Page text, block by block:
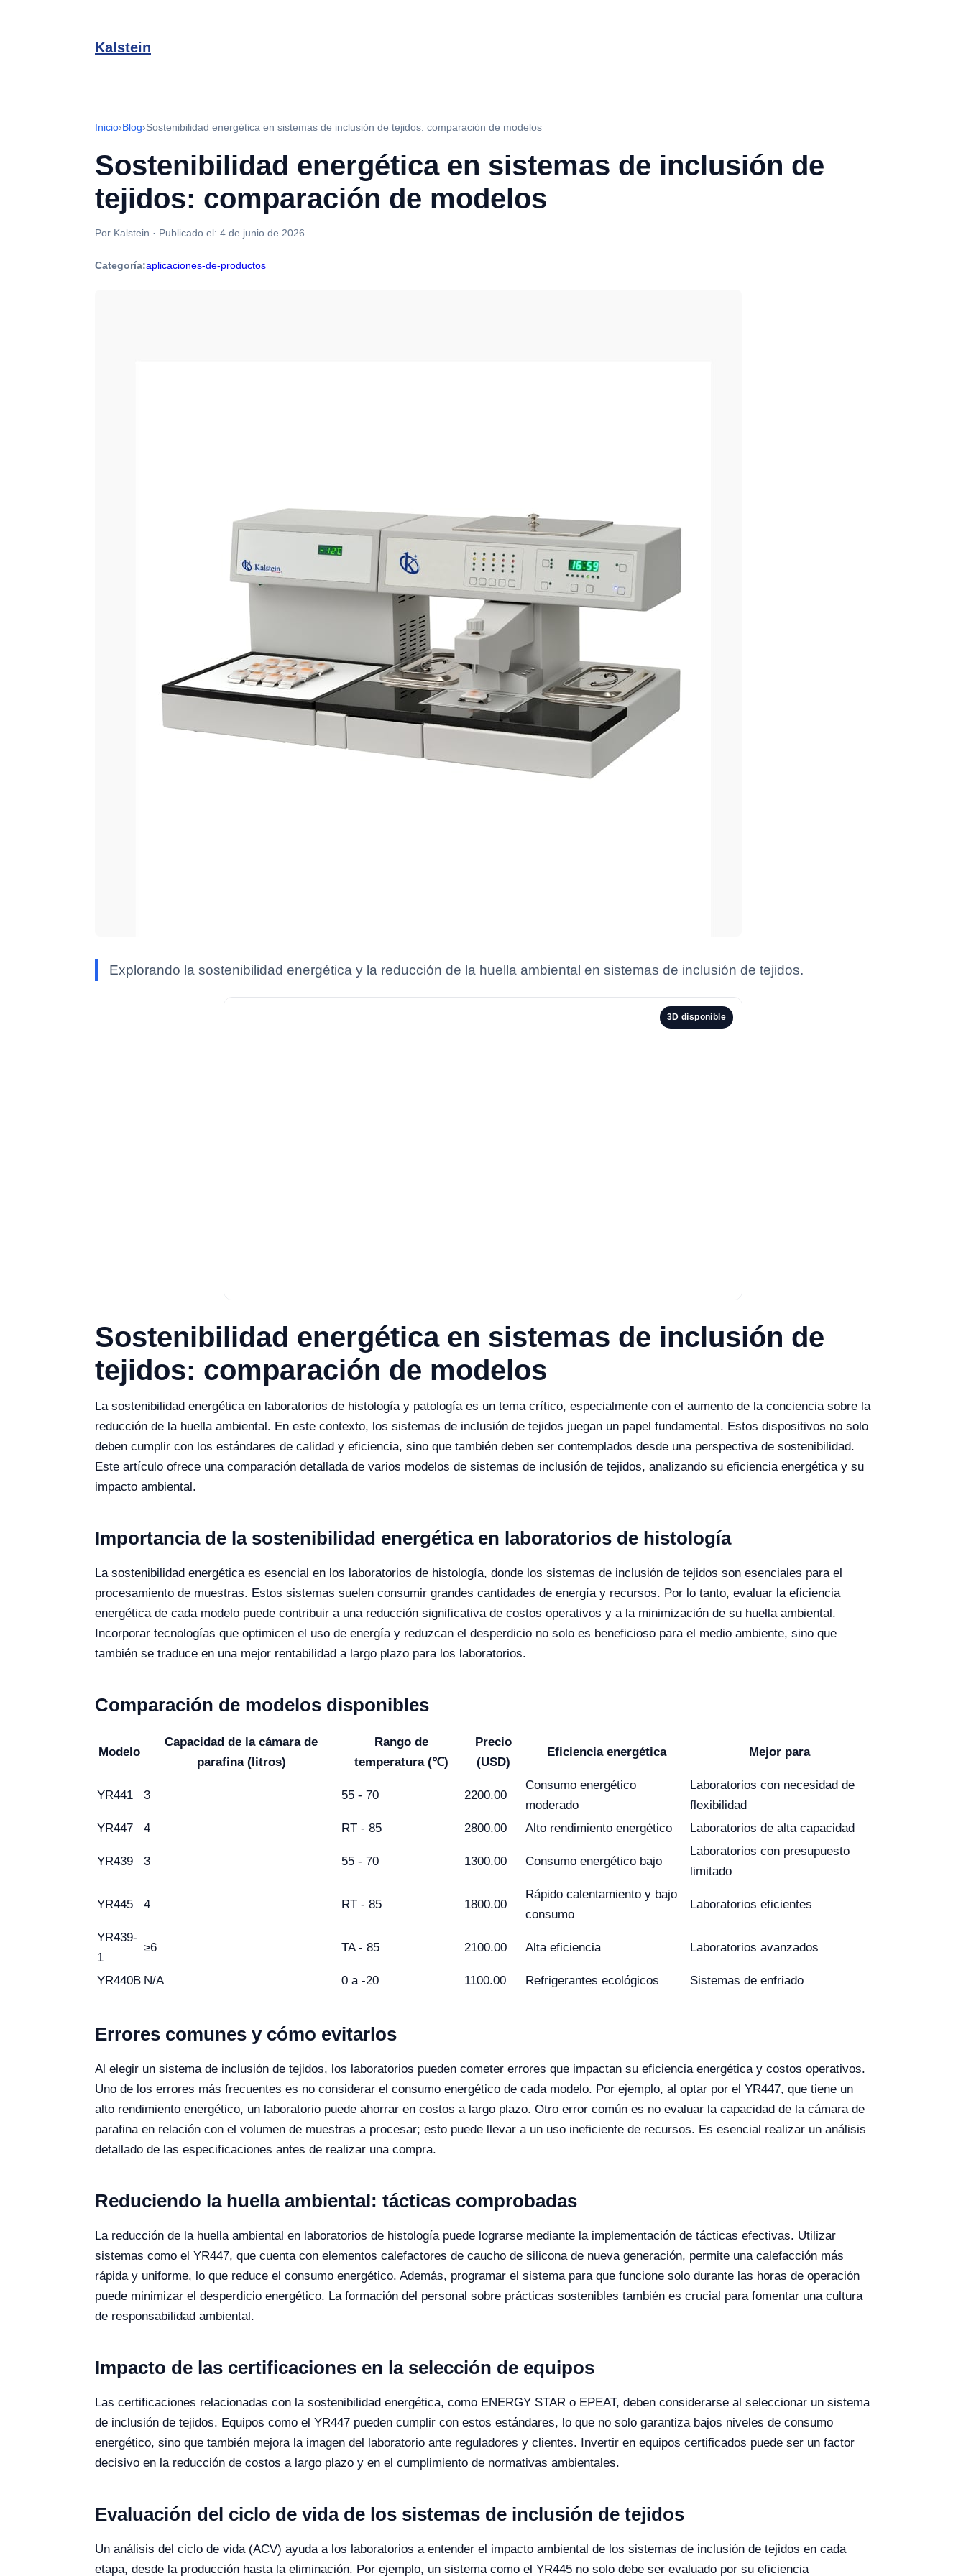
Kalstein
Inicio›Blog›Sostenibilidad energética en sistemas de inclusión de tejidos: comparación de modelos
Sostenibilidad energética en sistemas de inclusión de
tejidos: comparación de modelos
Por Kalstein · Publicado el: 4 de junio de 2026
Categoría:aplicaciones-de-productos
Explorando la sostenibilidad energética y la reducción de la huella ambiental en sistemas de inclusión de tejidos.
3D disponible
Sostenibilidad energética en sistemas de inclusión de
tejidos: comparación de modelos
La sostenibilidad energética en laboratorios de histología y patología es un tema crítico, especialmente con el aumento de la conciencia sobre la
reducción de la huella ambiental. En este contexto, los sistemas de inclusión de tejidos juegan un papel fundamental. Estos dispositivos no solo
deben cumplir con los estándares de calidad y eficiencia, sino que también deben ser contemplados desde una perspectiva de sostenibilidad.
Este artículo ofrece una comparación detallada de varios modelos de sistemas de inclusión de tejidos, analizando su eficiencia energética y su
impacto ambiental.
Importancia de la sostenibilidad energética en laboratorios de histología
La sostenibilidad energética es esencial en los laboratorios de histología, donde los sistemas de inclusión de tejidos son esenciales para el
procesamiento de muestras. Estos sistemas suelen consumir grandes cantidades de energía y recursos. Por lo tanto, evaluar la eficiencia
energética de cada modelo puede contribuir a una reducción significativa de costos operativos y a la minimización de su huella ambiental.
Incorporar tecnologías que optimicen el uso de energía y reduzcan el desperdicio no solo es beneficioso para el medio ambiente, sino que
también se traduce en una mejor rentabilidad a largo plazo para los laboratorios.
Comparación de modelos disponibles
Modelo
Capacidad de la cámara de
parafina (litros)
Rango de
temperatura (℃)
Precio
(USD)
Eficiencia energética Mejor para
YR441 3 55 - 70 2200.00
Consumo energético
moderado
Laboratorios con necesidad de
flexibilidad
YR447
4 RT - 85 2800.00 Alto rendimiento energético Laboratorios de alta capacidad
YR439 3 55 - 70 1300.00 Consumo energético bajo
Laboratorios con presupuesto
limitado
YR445 4 RT - 85 1800.00
Rápido calentamiento y bajo
consumo
Laboratorios eficientes
YR439-
1
≥6 TA - 85 2100.00 Alta eficiencia Laboratorios avanzados
YR440B N/A 0 a -20 1100.00 Refrigerantes ecológicos Sistemas de enfriado
Errores comunes y cómo evitarlos
Al elegir un sistema de inclusión de tejidos, los laboratorios pueden cometer errores que impactan su eficiencia energética y costos operativos.
Uno de los errores más frecuentes es no considerar el consumo energético de cada modelo. Por ejemplo, al optar por el YR447, que tiene un
alto rendimiento energético, un laboratorio puede ahorrar en costos a largo plazo. Otro error común es no evaluar la capacidad de la cámara de
parafina en relación con el volumen de muestras a procesar; esto puede llevar a un uso ineficiente de recursos. Es esencial realizar un análisis
detallado de las especificaciones antes de realizar una compra.
Reduciendo la huella ambiental: tácticas comprobadas
La reducción de la huella ambiental en laboratorios de histología puede lograrse mediante la implementación de tácticas efectivas. Utilizar
sistemas como el YR447, que cuenta con elementos calefactores de caucho de silicona de nueva generación, permite una calefacción más
rápida y uniforme, lo que reduce el consumo energético. Además, programar el sistema para que funcione solo durante las horas de operación
puede minimizar el desperdicio energético. La formación del personal sobre prácticas sostenibles también es crucial para fomentar una cultura
de responsabilidad ambiental.
Impacto de las certificaciones en la selección de equipos
Las certificaciones relacionadas con la sostenibilidad energética, como ENERGY STAR o EPEAT, deben considerarse al seleccionar un sistema
de inclusión de tejidos. Equipos como el YR447 pueden cumplir con estos estándares, lo que no solo garantiza bajos niveles de consumo
energético, sino que también mejora la imagen del laboratorio ante reguladores y clientes. Invertir en equipos certificados puede ser un factor
decisivo en la reducción de costos a largo plazo y en el cumplimiento de normativas ambientales.
Evaluación del ciclo de vida de los sistemas de inclusión de tejidos
Un análisis del ciclo de vida (ACV) ayuda a los laboratorios a entender el impacto ambiental de los sistemas de inclusión de tejidos en cada
etapa, desde la producción hasta la eliminación. Por ejemplo, un sistema como el YR445 no solo debe ser evaluado por su eficiencia